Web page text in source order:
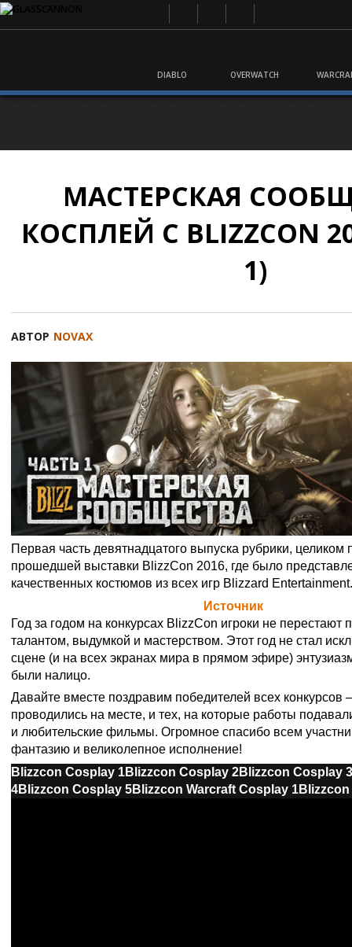
DIABLO OVERWATCH
МАСТЕРСКАЯ
КОСПЛЕЙ С BLIZZCON
1)
АВТОР NOVAX
Первая часть девятнадцатого выпуска рубрики,
прошедшей выставки BlizzCon 2016, где было
качественных костюмов из всех игр Blizzard Entertainment.
Источник
Год за годом на конкурсах BlizzCon игроки не перестают
талантом, выдумкой и мастерством. Этот год не стал
сцене (и на всех экранах мира в прямом эфире)
были налицо.
Давайте вместе поздравим победителей всех конкурсов
проводились на месте, и тех, на которые работы
и любительские фильмы. Огромное спасибо всем
фантазию и великолепное исполнение!
Blizzcon Cosplay 1Blizzcon Cosplay 2Blizzcon Cosplay 3
4Blizzcon Cosplay 5Blizzcon Warcraft Cosplay 1